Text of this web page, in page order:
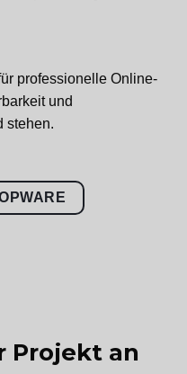
professionelle Online-
und
stehen.
Projekt an